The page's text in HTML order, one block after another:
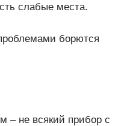
слабые места.
борются
– не всякий прибор с